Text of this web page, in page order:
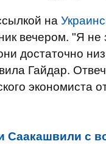
на
вечером. "Я
достаточно
Гайдар.
экономиста
Саакашвили с